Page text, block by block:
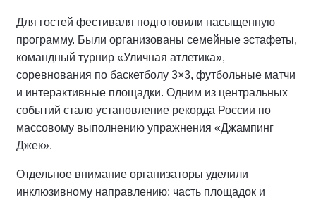
Для гостей фестиваля подготовили насыщенную
программу. Были организованы семейные эстафеты,
командный турнир «Уличная атлетика»,
соревнования по баскетболу 3×3, футбольные матчи
и интерактивные площадки. Одним из центральных
событий стало установление рекорда России по
массовому выполнению упражнения «Джампинг
Джек».
Отдельное внимание организаторы уделили
инклюзивному направлению: часть площадок и